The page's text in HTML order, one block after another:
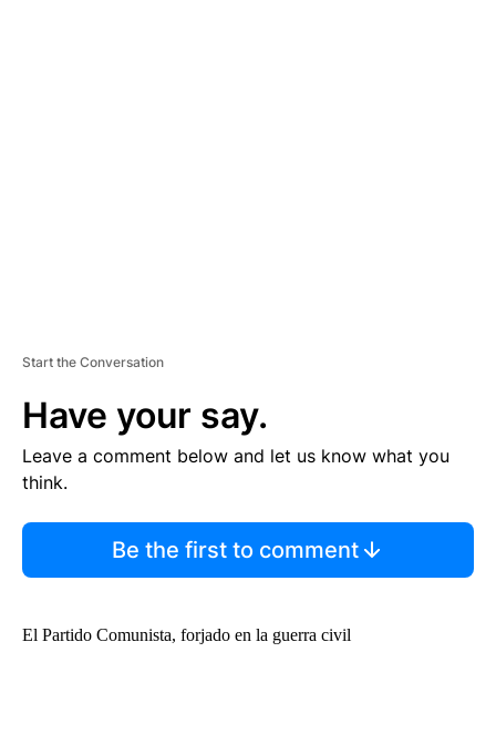
Start the Conversation
Have your say.
Leave a comment below and let us know what you
think.
Be the first to comment
El Partido Comunista, forjado en la guerra civil